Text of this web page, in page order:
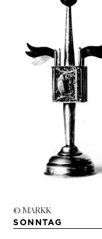
© MARKK
SONNTAG